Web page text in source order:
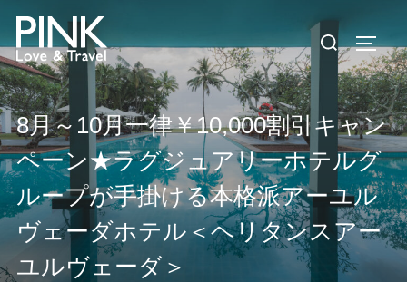
テ
ン
ツ
へ
ス
キ
ッ
検
サイド
8月～10月一律￥10,000割引キャン
ペーン★ラグジュアリーホテルグ
ループが手掛ける本格派アーユル
ヴェーダホテル＜ヘリタンスアー
ユルヴェーダ＞